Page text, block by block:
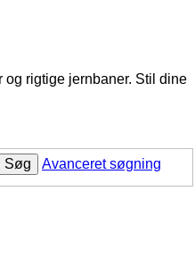
og rigtige jernbaner. Stil dine
Søg Avanceret søgning